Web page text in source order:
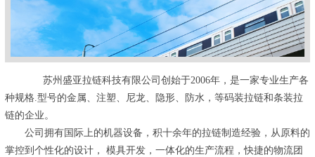
苏州盛亚拉链科技有限公司创始于2006年，是一家专业生产各
种规格.型号的金属、注塑、尼龙、隐形、防水，等码装拉链和条装拉
链的企业。
公司拥有国际上的机器设备，积十余年的拉链制造经验，从原料的
掌控到个性化的设计， 模具开发，一体化的生产流程，快捷的物流团